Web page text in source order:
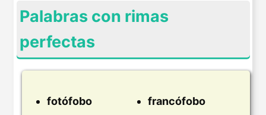
Palabras con rimas
perfectas
fotófobo francófobo